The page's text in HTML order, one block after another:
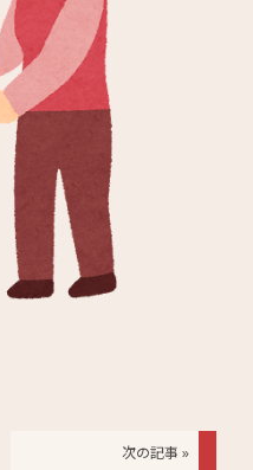
次の記事 »